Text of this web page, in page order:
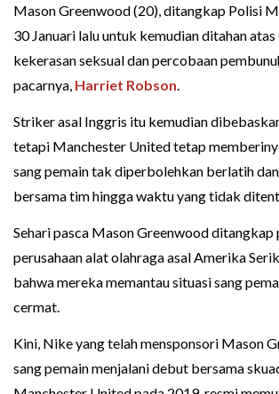
Mason Greenwood (20), ditangkap Polisi
30 Januari lalu untuk kemudian ditahan atas
kekerasan seksual dan percobaan
pacarnya, Harriet Robson.
Striker asal Inggris itu kemudian
tetapi Manchester United tetap
sang pemain tak diperbolehkan berlatih
bersama tim hingga waktu yang tidak
Sehari pasca Mason Greenwood ditangkap
perusahaan alat olahraga asal Amerika
bahwa mereka memantau situasi sang
cermat.
Kini, Nike yang telah mensponsori Mason
sang pemain menjalani debut bersama